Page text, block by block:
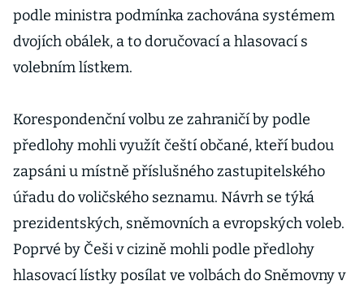
podle ministra podmínka zachována systémem
dvojích obálek, a to doručovací a hlasovací s
volebním lístkem.
Korespondenční volbu ze zahraničí by podle
předlohy mohli využít čeští občané, kteří budou
zapsáni u místně příslušného zastupitelského
úřadu do voličského seznamu. Návrh se týká
prezidentských, sněmovních a evropských voleb.
Poprvé by Češi v cizině mohli podle předlohy
hlasovací lístky posílat ve volbách do Sněmovny v